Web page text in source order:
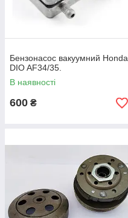
Бензонасос вакуумний Honda
DIO AF34/35.
В наявності
600 ₴